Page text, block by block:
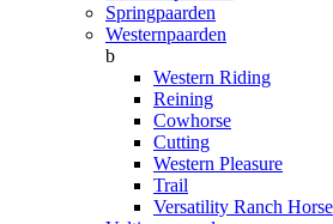
Springpaarden
Westernpaarden
b
Western Riding
Reining
Cowhorse
Cutting
Western Pleasure
Trail
Versatility Ranch Horse